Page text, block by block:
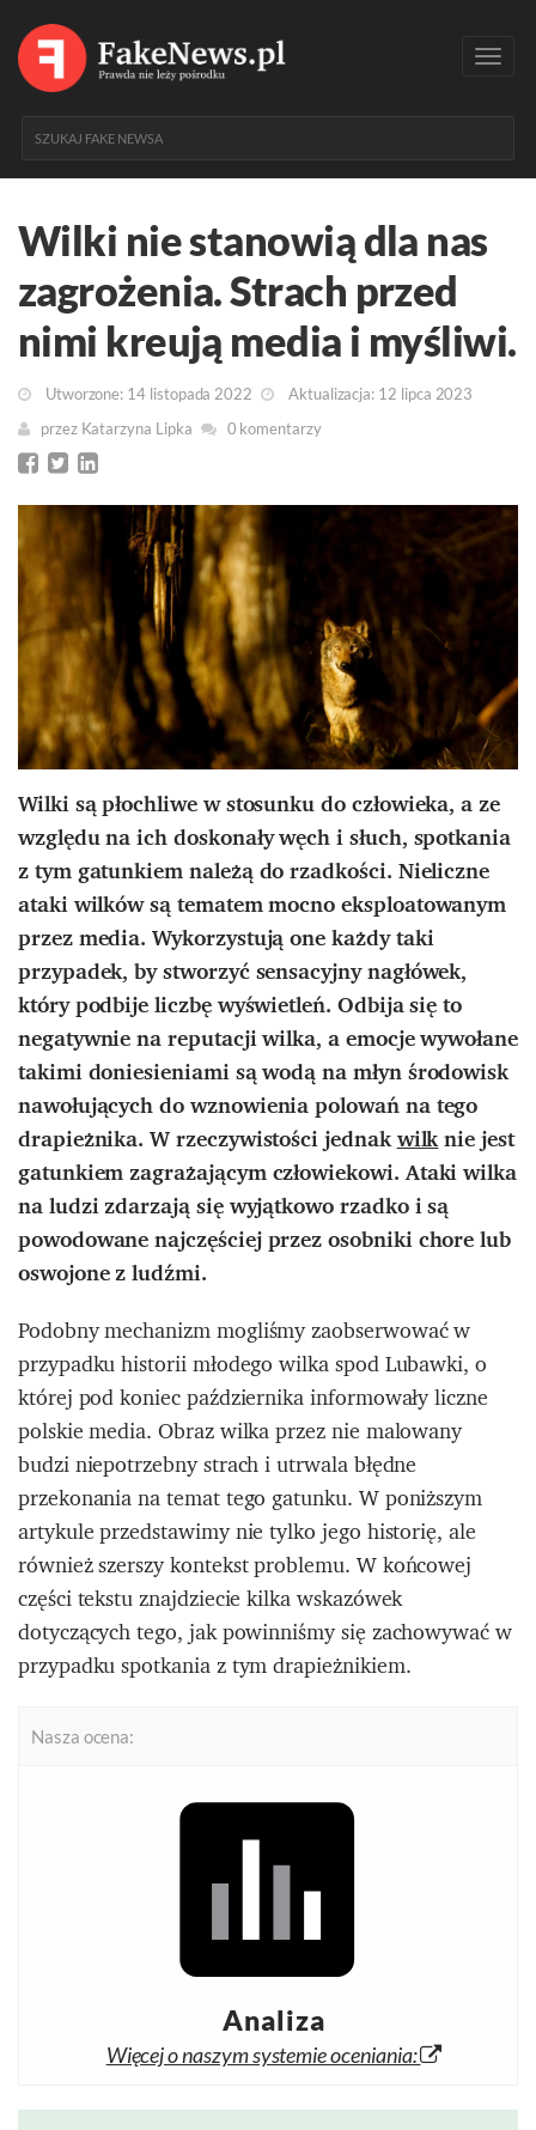
Wilki nie stanowią dla nas
zagrożenia. Strach przed
nimi kreują media i myśliwi.
Utworzone: 14 listopada 2022
Aktualizacja: 12 lipca 2023
przez Katarzyna Lipka 0 komentarzy
Wilki są płochliwe w stosunku do człowieka, a ze
względu na ich doskonały węch i słuch, spotkania
z tym gatunkiem należą do rzadkości. Nieliczne
ataki wilków są tematem mocno eksploatowanym
przez media. Wykorzystują one każdy taki
przypadek, by stworzyć sensacyjny nagłówek,
który podbije liczbę wyświetleń. Odbija się to
negatywnie na reputacji wilka, a emocje wywołane
takimi doniesieniami są wodą na młyn środowisk
nawołujących do wznowienia polowań na tego
drapieżnika. W rzeczywistości jednakwilknie jest
gatunkiem zagrażającym człowiekowi. Ataki wilka
na ludzi zdarzają się wyjątkowo rzadko i są
powodowane najczęściej przez osobniki chore lub
oswojone z ludźmi.
Podobny mechanizm mogliśmy zaobserwować w
przypadku historii młodego wilka spod Lubawki, o
której pod koniec października informowały liczne
polskie media. Obraz wilka przez nie malowany
budzi niepotrzebny strach i utrwala błędne
przekonania na temat tego gatunku. W poniższym
artykule przedstawimy nie tylko jego historię, ale
również szerszy kontekst problemu. W końcowej
części tekstu znajdziecie kilka wskazówek
dotyczących tego, jak powinniśmy się zachowywać w
przypadku spotkania z tym drapieżnikiem.
Nasza ocena:
Analiza
Więcej o naszym systemie oceniania: